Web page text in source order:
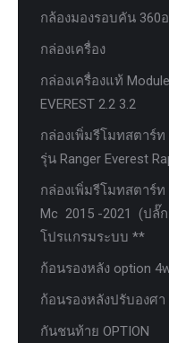
กล้องมองรอบคัน 360
กล่องเครื่อง
กล่องเครื่องแท้
EVEREST 2.2 3.2
กล่องเพิ่มรีโมทสตาร์ท
รุ่น Ranger Everest
กล่องเพิ่มรีโมทสตาร์ท
Mc 2015 -2021 (ปลั๊
โปรแกรมระบบ **
ก้อนรองหลัง option
ก้อนรองหลังปรับองศา
กันชนท้าย OPTION